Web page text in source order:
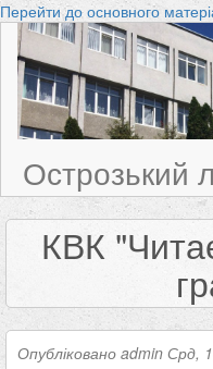
Перейти до основного
Острозький
КВК
Опубліковано admin Срд,